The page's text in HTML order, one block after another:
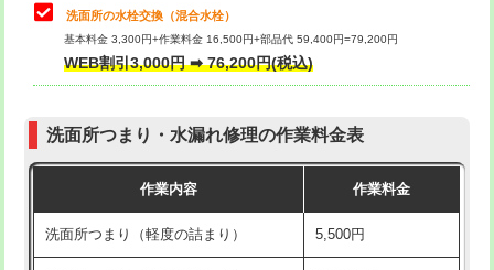
マス交換（深さ50㎝未満）
マス交換（深さ50㎝以上）
モルタル補修（厚さ10㎝まで） 27,500円
モルタル補修（厚さ10㎝超え） 38,500円
交換・取付(混合水栓（壁付・デッキ
式・ワンホール）)
16,500円+材料費
（P/S/ポップアップ））
交換・取付（その他部品） 11,000円+材料費
持込商品取付（単水栓） 13,200円
持込商品取付（混合水栓） 16,500円
洗面所の水栓交換（混合水栓）
基本料金 3,300円+作業料金 16,500円+部品代 59,400円=79,200円
WEB割引3,000円 ➡ 76,200円(税込)
洗面所つまり・水漏れ修理の作業料金表
作業内容 作業料金
洗面所つまり（軽度の詰まり） 5,500円